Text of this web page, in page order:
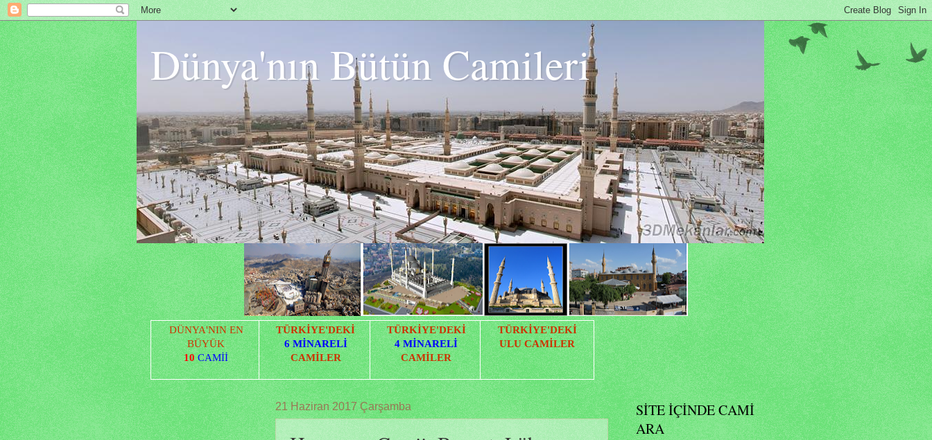
Dünya'nın Bütün Camileri
DÜNYA'NIN EN
BÜYÜK
10CAMİİ
TÜRKİYE'DEKİ
6 MİNARELİ
CAMİLER
TÜRKİYE'DEKİ
4MİNARELİ
CAMİLER
TÜRKİYE'DEKİ
ULUCAMİLER
21 Haziran 2017 Çarşamba
SİTE İÇİNDE CAMİ
ARA